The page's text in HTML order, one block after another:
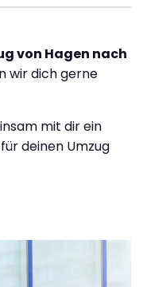
von Hagen nach
wir dich gerne
mit dir ein
für deinen Umzug